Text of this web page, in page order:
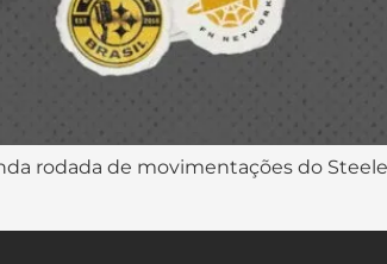
rodada de movimentações do